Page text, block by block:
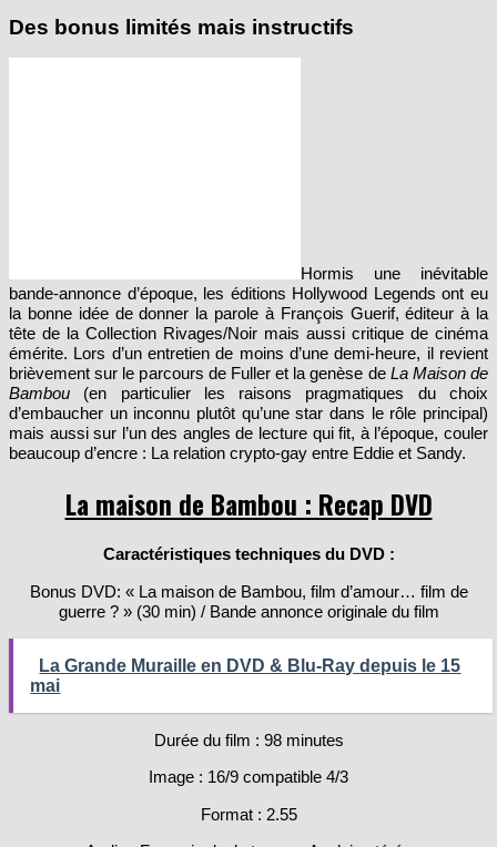
Des bonus limités mais instructifs
Hormis une inévitable
bande-annonce d’époque, les éditions Hollywood Legends ont eu
la bonne idée de donner la parole à François Guerif, éditeur à la
tête de la Collection Rivages/Noir mais aussi critique de cinéma
émérite. Lors d’un entretien de moins d’une demi-heure, il revient
brièvement sur le parcours de Fuller et la genèse de La Maison de
Bambou (en particulier les raisons pragmatiques du choix
d’embaucher un inconnu plutôt qu’une star dans le rôle principal)
mais aussi sur l’un des angles de lecture qui fit, à l’époque, couler
beaucoup d’encre : La relation crypto-gay entre Eddie et Sandy.
La maison de Bambou : Recap DVD
Caractéristiques techniques du DVD :
Bonus DVD: « La maison de Bambou, film d’amour… film de
guerre ? » (30 min) / Bande annonce originale du film
La Grande Muraille en DVD & Blu-Ray depuis le 15
mai
Durée du film : 98 minutes
Image : 16/9 compatible 4/3
Format : 2.55